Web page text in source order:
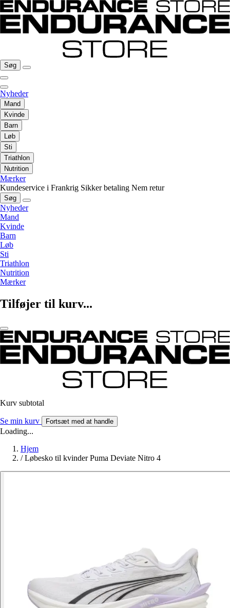
Søg
Nyheder
Mand
Kvinde
Barn
Løb
Sti
Triathlon
Nutrition
Mærker
Kundeservice i Frankrig Sikker betaling Nem retur
Søg
Nyheder
Mand
Kvinde
Barn
Løb
Sti
Triathlon
Nutrition
Mærker
Tilføjer til kurv...
Kurv subtotal
Se min kurv Fortsæt med at handle
Loading...
Hjem
/ Løbesko til kvinder Puma Deviate Nitro 4